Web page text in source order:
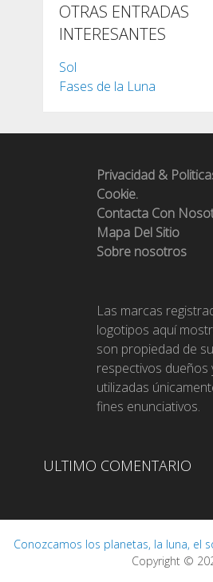
OTRAS ENTRADAS
INTERESANTES
Sol
Fases de la Luna
Privacidad &
Cookie.
Contacta Con
Mapa Del Sitio
Sobre nosotros
Las marcas
logotipos aquí
son propiedad de
respectivos dueños
utilizadas
fines enunciativos.
ULTIMO COMENTARIO
Conozcamos los planetas, la luna, el
Copyright ©